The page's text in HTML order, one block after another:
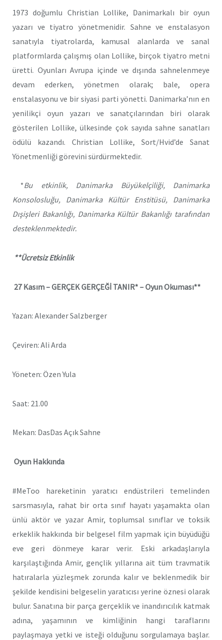
1973 doğumlu Christian Lollike, Danimarkalı bir oyun
yazarı ve tiyatro yönetmenidir. Sahne ve enstalasyon
sanatıyla tiyatrolarda, kamusal alanlarda ve sanal
platformlarda çalışmış olan Lollike, birçok tiyatro metni
üretti. Oyunları Avrupa içinde ve dışında sahnelenmeye
devam ederken, yönetmen olarak; bale, opera
enstalasyonu ve bir siyasi parti yönetti. Danimarka’nın en
yenilikçi oyun yazarı ve sanatçılarından biri olarak
gösterilen Lollike, ülkesinde çok sayıda sahne sanatları
ödülü kazandı. Christian Lollike, Sort/Hvid’de Sanat
Yönetmenliği görevini sürdürmektedir.
*Bu etkinlik, Danimarka Büyükelçiliği, Danimarka
Konsolosluğu, Danimarka Kültür Enstitüsü, Danimarka
Dışişleri Bakanlığı, Danimarka Kültür Bakanlığı tarafından
desteklenmektedir.
**Ücretsiz Etkinlik
27 Kasım –GERÇEK GERÇEĞİ TANIR* – Oyun Okuması**
Yazan: Alexander Salzberger
Çeviren: Ali Arda
Yöneten: Özen Yula
Saat: 21.00
Mekan: DasDas Açık Sahne
Oyun Hakkında
#MeToo hareketinin yaratıcı endüstrileri temelinden
sarsmasıyla, rahat bir orta sınıf hayatı yaşamakta olan
ünlü aktör ve yazar Amir, toplumsal sınıflar ve toksik
erkeklik hakkında bir belgesel film yapmak için büyüdüğü
eve geri dönmeye karar verir. Eski arkadaşlarıyla
karşılaştığında Amir, gençlik yıllarına ait tüm travmatik
hatıralarla yüzleşmek zorunda kalır ve beklenmedik bir
şekilde kendisini belgeselin yaratıcısı yerine öznesi olarak
bulur. Sanatına bir parça gerçeklik ve inandırıcılık katmak
adına, yaşamının ve kimliğinin hangi taraflarını
paylaşmaya yetki ve isteği olduğunu sorgulamaya başlar.